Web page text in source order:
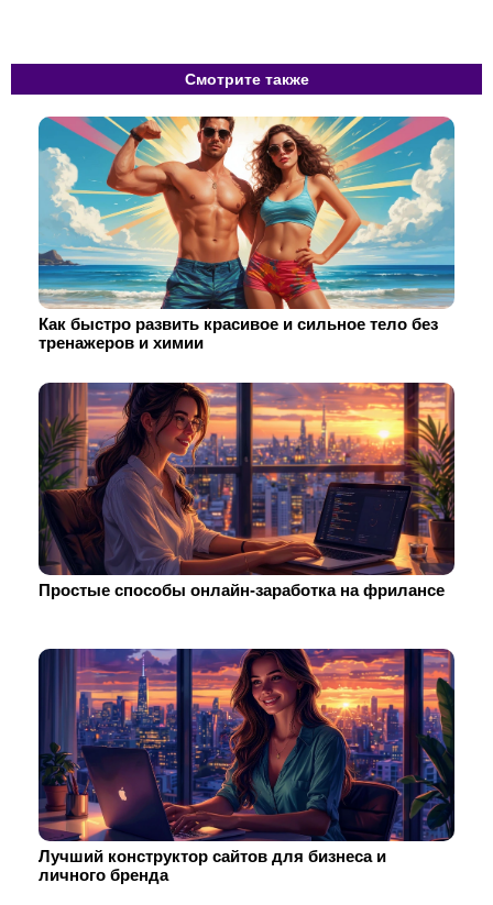
Смотрите также
Как быстро развить красивое и сильное тело без
тренажеров и химии
Простые способы онлайн-заработка на фрилансе
Лучший конструктор сайтов для бизнеса и
личного бренда